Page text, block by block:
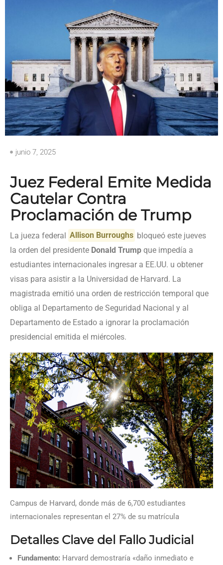
junio 7, 2025
Juez Federal Emite Medida
Cautelar Contra
Proclamación de Trump
La jueza federal Allison Burroughs bloqueó este jueves
la orden del presidente Donald Trump que impedía a
estudiantes internacionales ingresar a EE.UU. u obtener
visas para asistir a la Universidad de Harvard. La
magistrada emitió una orden de restricción temporal que
obliga al Departamento de Seguridad Nacional y al
Departamento de Estado a ignorar la proclamación
presidencial emitida el miércoles.
Campus de Harvard, donde más de 6,700 estudiantes
internacionales representan el 27% de su matrícula
Detalles Clave del Fallo Judicial
Fundamento: Harvard demostraría «daño inmediato e